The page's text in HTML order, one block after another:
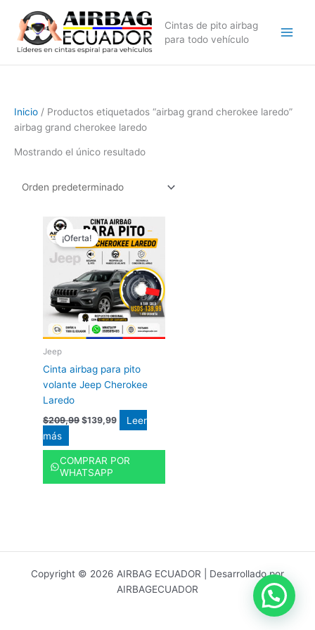
contenido
Cintas de pito airbag
para todo vehículo
Inicio / Productos etiquetados “airbag grand cherokee laredo”
airbag grand cherokee laredo
Mostrando el único resultado
¡Oferta!
Jeep
Cinta airbag para pito
volante Jeep Cherokee
Laredo
$209,99
precio
original
era:
$209,99.
$139,99
El
precio
actual
es:
$139,99.
Leer
más
COMPRAR POR
WHATSAPP
Copyright © 2026 AIRBAG ECUADOR | Desarrollado por
AIRBAGECUADOR